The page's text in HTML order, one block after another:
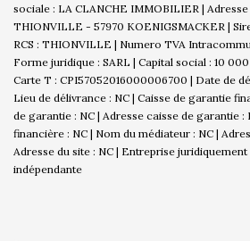
sociale : LA CLANCHE IMMOBILIER |
THIONVILLE - 57970 KOENIGSMACKER |
RCS : THIONVILLE | Numero TVA
Forme juridique : SARL | Capital social : 10 000
Carte T : CPI57052016000006700 | Date de
Lieu de délivrance : NC | Caisse de garantie
de garantie : NC | Adresse caisse de garantie
financière : NC | Nom du médiateur : NC |
Adresse du site : NC | Entreprise
indépendante